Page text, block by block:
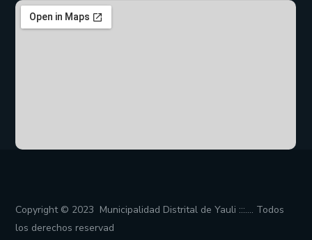
Copyright © 2023 Municipalidad Distrital de Yauli :::…. Todos
los derechos reservad